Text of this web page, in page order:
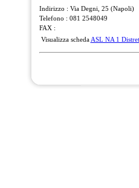
Indirizzo : Via Degni, 25 (Napoli)
Telefono : 081 2548049
FAX :
Visualizza scheda ASL NA 1